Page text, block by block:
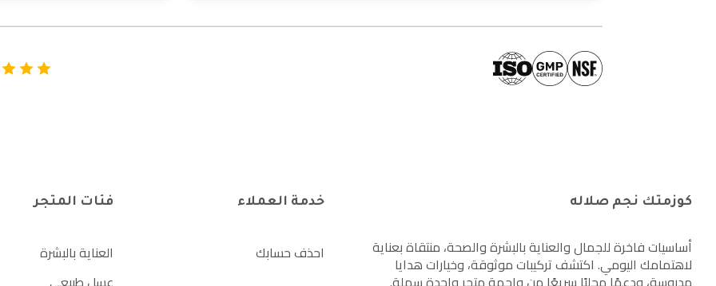
كوزمتك نجم صلاله
أساسيات فاخرة للجمال والعناية بالبشرة والصحة، منتقاة بعناية
لاهتمامك اليومي. اكتشف تركيبات موثوقة، وخيارات هدايا
خدمة العملاء
احذف حسابك
فئات المتجر
العناية بالبشرة